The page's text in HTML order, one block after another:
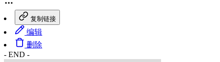
复制链接
编辑
删除
- END -